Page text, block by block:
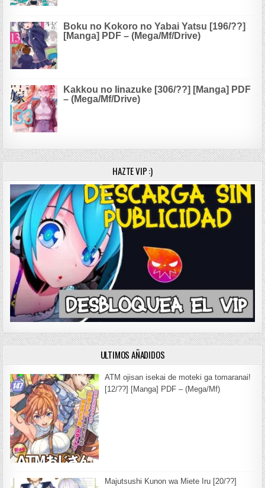
Boku no Kokoro no Yabai Yatsu [196/??]
[Manga] PDF – (Mega/Mf/Drive)
Kakkou no Iinazuke [306/??] [Manga] PDF
– (Mega/Mf/Drive)
HAZTE VIP :)
ULTIMOS AÑADIDOS
ATM ojisan isekai de moteki ga tomaranai!
[12/??] [Manga] PDF – (Mega/Mf)
Majutsushi Kunon wa Miete Iru [20/??]